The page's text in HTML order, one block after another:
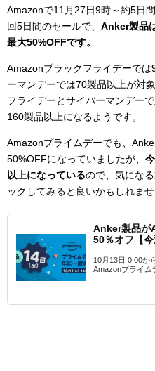
Amazonで11月27日9時～約5日
回5日間のセールで、 Anker製品
最大50%OFFです。
Amazonブラックフライデーで
ーマンデーでは70製品以上が対
フライデーとサイバーマンデー
160製品以上になるようです。
Amazonプライムデーでも、
50%OFFになっていましたが、
以上になっているので、気にな
ックしてみると良いかもしれませ
Anker製品が
50％オフ【今
10月13日 0:00か
Amazonプライム